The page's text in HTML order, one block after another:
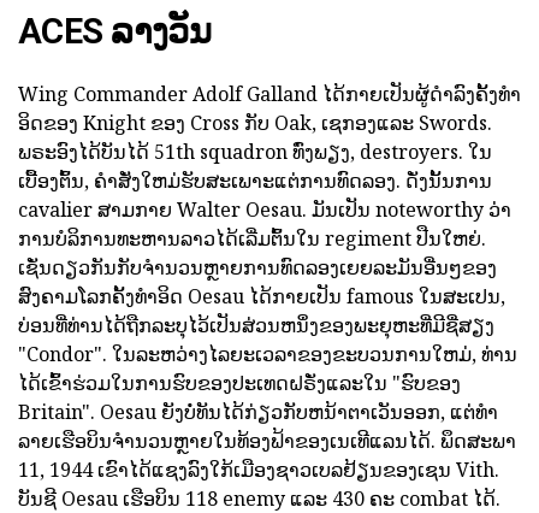
ACES ລາງວັນ
Wing Commander Adolf Galland ໄດ້ກາຍເປັນຜູ້ດໍາລົງຄັ້ງທໍາ
ອິດຂອງ Knight ຂອງ Cross ກັບ Oak, ເຊກອງແລະ Swords.
ພຣະອົງໄດ້ບັນໄດ້ 51th squadron ທົ່ງພຽງ, destroyers. ໃນ
ເບື້ອງຕົ້ນ, ຄໍາສັ່ງໃຫມ່ຮັບສະເພາະແຕ່ການທົດລອງ. ດັ່ງນັ້ນການ
cavalier ສາມກາຍ Walter Oesau. ມັນເປັນ noteworthy ວ່າ
ການບໍລິການທະຫານລາວໄດ້ເລີ່ມຕົ້ນໃນ regiment ປືນໃຫຍ່.
ເຊັ່ນດຽວກັນກັບຈໍານວນຫຼາຍການທົດລອງເຍຍລະມັນອື່ນໆຂອງ
ສົງຄາມໂລກຄັ້ງທໍາອິດ Oesau ໄດ້ກາຍເປັນ famous ໃນສະເປນ,
ບ່ອນທີ່ທ່ານໄດ້ຖືກລະບຸໄວ້ເປັນສ່ວນຫນຶ່ງຂອງພະຍຸຫະທີ່ມີຊື່ສຽງ
"Condor". ໃນລະຫວ່າງໄລຍະເວລາຂອງຂະບວນການໃຫມ່, ທ່ານ
ໄດ້ເຂົ້າຮ່ວມໃນການຮົບຂອງປະເທດຝຣັ່ງແລະໃນ "ຮົບຂອງ
Britain". Oesau ຍັງບໍ່ທັນໄດ້ກ່ຽວກັບຫນ້າຕາເວັນອອກ, ແຕ່ທໍາ
ລາຍເຮືອບິນຈໍານວນຫຼາຍໃນທ້ອງຟ້າຂອງເນເທີແລນໄດ້. ພຶດສະພາ
11, 1944 ເຂົາໄດ້ແຊງລົງໃກ້ເມືອງຊາວເບລຢ້ຽນຂອງເຊນ Vith.
ບັນຊີ Oesau ເຮືອບິນ 118 enemy ແລະ 430 ຄະ combat ໄດ້.